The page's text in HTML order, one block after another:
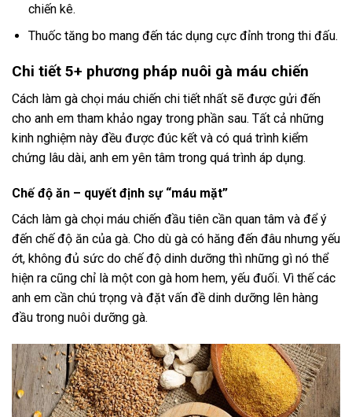
chiến kê.
Thuốc tăng bo mang đến tác dụng cực đỉnh trong thi đấu.
Chi tiết 5+ phương pháp nuôi gà máu chiến
Cách làm gà chọi máu chiến chi tiết nhất sẽ được gửi đến
cho anh em tham khảo ngay trong phần sau. Tất cả những
kinh nghiệm này đều được đúc kết và có quá trình kiểm
chứng lâu dài, anh em yên tâm trong quá trình áp dụng.
Chế độ ăn – quyết định sự “máu mặt”
Cách làm gà chọi máu chiến đầu tiên cần quan tâm và để ý
đến chế độ ăn của gà. Cho dù gà có hăng đến đâu nhưng yếu
ớt, không đủ sức do chế độ dinh dưỡng thì những gì nó thể
hiện ra cũng chỉ là một con gà hom hem, yếu đuối. Vì thế các
anh em cần chú trọng và đặt vấn đề dinh dưỡng lên hàng
đầu trong nuôi dưỡng gà.